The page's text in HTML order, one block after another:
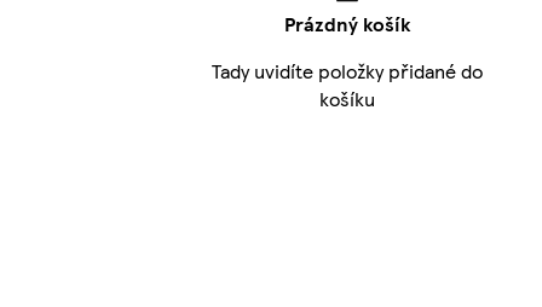
Prázdný košík
Tady uvidíte položky přidané do
košíku